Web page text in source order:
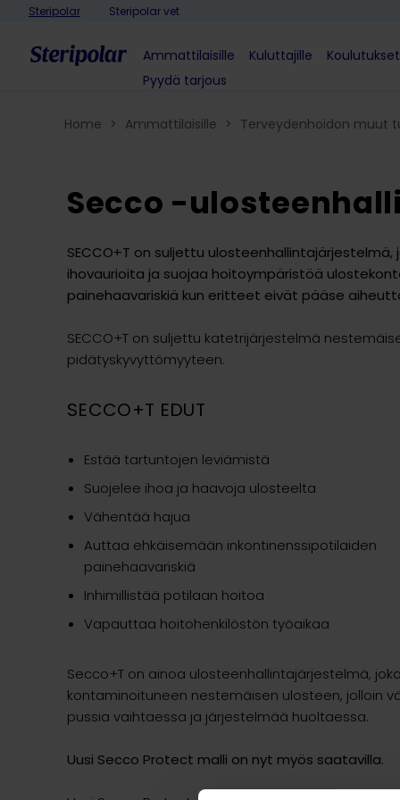
Skip to content
Steripolar Steripolar vet
Ammattilaisille Kuluttajille Koulutukset
Pyydä tarjous
Home > Ammattilaisille > Terveydenhoidon muut
Secco -
SECCO+T on suljettu
ihovaurioita ja suojaa hoitoympäristöä
painehaavariskiä kun eritteet eivät pääse
SECCO+T on suljettu katetrijärjestelmä
pidätyskyvyttömyyteen.
SECCO+T EDUT
Estää tartuntojen leviämistä
Suojelee ihoa ja haavoja ulosteelta
Vähentää hajua
Auttaa ehkäisemään inkontinenssipotilaiden
painehaavariskiä
Inhimillistää potilaan hoitoa
Vapauttaa hoitohenkilöstön työaikaa
Secco+T on ainoa ulosteenhallintajärjestelmä,
kontaminoituneen nestemäisen ulosteen, jolloin
pussia vaihtaessa ja järjestelmää huoltaessa.
Uusi Secco Protect malli on nyt myös saatavilla.